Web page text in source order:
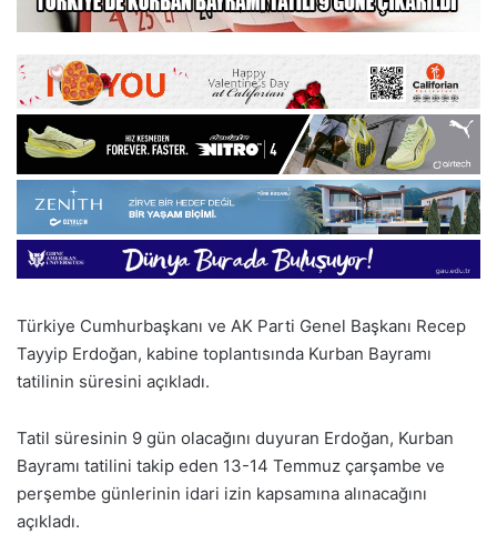
Türkiye Cumhurbaşkanı ve AK Parti Genel Başkanı Recep
Tayyip Erdoğan, kabine toplantısında Kurban Bayramı
tatilinin süresini açıkladı.
Tatil süresinin 9 gün olacağını duyuran Erdoğan, Kurban
Bayramı tatilini takip eden 13-14 Temmuz çarşambe ve
perşembe günlerinin idari izin kapsamına alınacağını
açıkladı.